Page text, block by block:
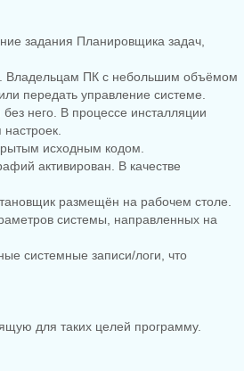
задания Планировщика задач,
Владельцам ПК с небольшим объёмом
передать управление системе.
него. В процессе инсталляции
исходным кодом.
активирован. В качестве
размещён на рабочем столе.
системы, направленных на
системные записи/логи, что
для таких целей программу.